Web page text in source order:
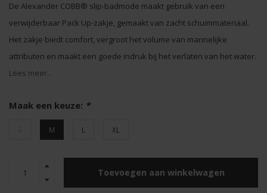
De Alexander COBB® slip-badmode maakt gebruik van een
verwijderbaar Pack Up-zakje, gemaakt van zacht schuimmateriaal.
Het zakje biedt comfort, vergroot het volume van mannelijke
attributen en maakt een goede indruk bij het verlaten van het water.
Lees meer..
Maak een keuze: *
M L XL
Toevoegen aan winkelwagen